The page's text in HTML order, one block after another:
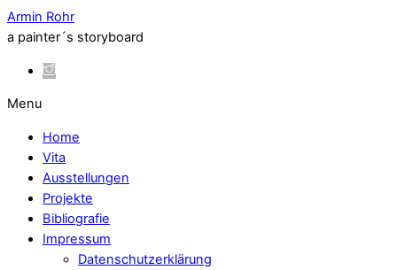
Armin Rohr
a painter´s storyboard
Menu
Home
Vita
Ausstellungen
Projekte
Bibliografie
Impressum
Datenschutzerklärung